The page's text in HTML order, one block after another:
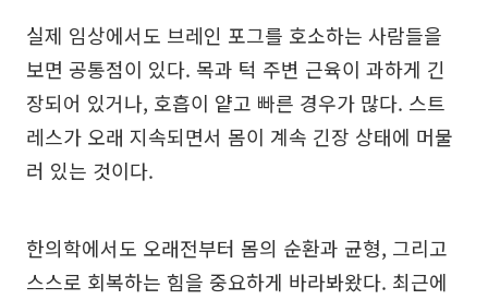
실제 임상에서도 브레인 포그를 호소하는 사람들을
보면 공통점이 있다. 목과 턱 주변 근육이 과하게 긴
장되어 있거나, 호흡이 얕고 빠른 경우가 많다. 스트
레스가 오래 지속되면서 몸이 계속 긴장 상태에 머물
러 있는 것이다.
한의학에서도 오래전부터 몸의 순환과 균형, 그리고
스스로 회복하는 힘을 중요하게 바라봐왔다. 최근에